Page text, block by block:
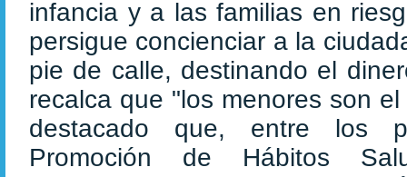
infancia y a las familias en
persigue concienciar a la
pie de calle, destinando el
recalca que "los menores son
destacado que, entre los
Promoción de Hábitos